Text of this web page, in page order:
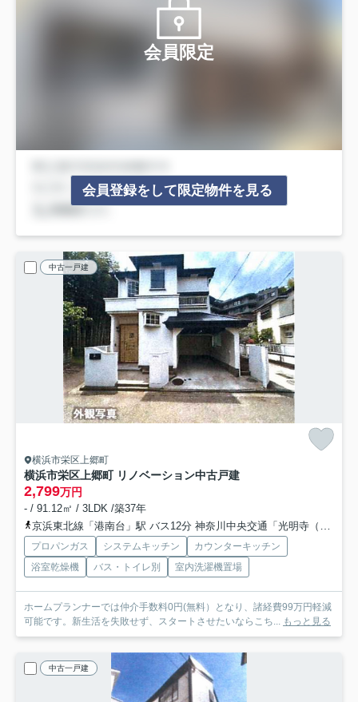
会員限定
会員登録をして限定物件を見る
中古一戸建
横浜市栄区上郷町
横浜市栄区上郷町 リノベーション中古戸建
2,799万円
- / 91.12㎡ / 3LDK /築37年
京浜東北線「港南台」駅 バス12分 神奈川中央交通「光明寺（横浜市栄区）」 停歩3分
プロパンガス システムキッチン
カウンターキッチン
浴室乾燥機
バス・トイレ別 室内洗濯機置場
ホームプランナーでは仲介手数料0円(無料）となり、諸経費99万円軽減
可能です。新生活を失敗せず、スタートさせたいならこち... もっと見る
中古一戸建